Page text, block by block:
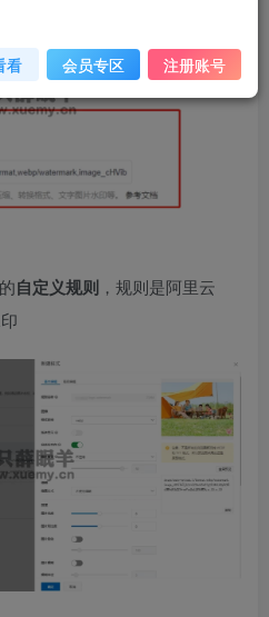
自定义规则 ，规则是阿里云
看 会员专区 注册账号